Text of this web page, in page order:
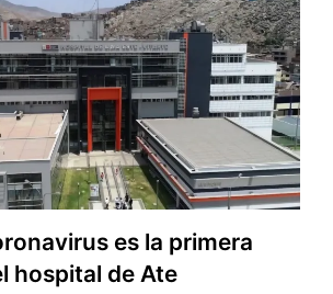
es la primera
hospital de Ate